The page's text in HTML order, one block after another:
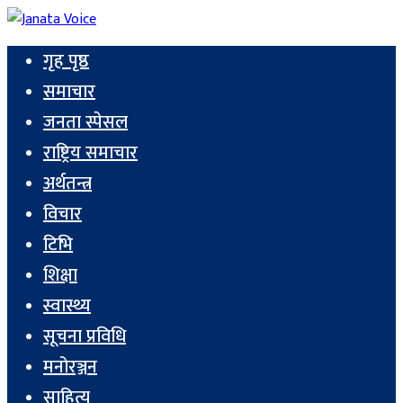
गृह पृष्ठ
समाचार
जनता स्पेसल
राष्ट्रिय समाचार
अर्थतन्त्र
विचार
टिभि
शिक्षा
स्वास्थ्य
सूचना प्रविधि
मनोरञ्जन